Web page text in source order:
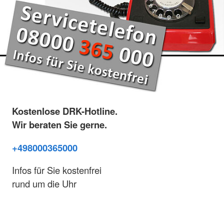
Kostenlose DRK-Hotline.
Wir beraten Sie gerne.
+498000365000
Infos für Sie kostenfrei
rund um die Uhr